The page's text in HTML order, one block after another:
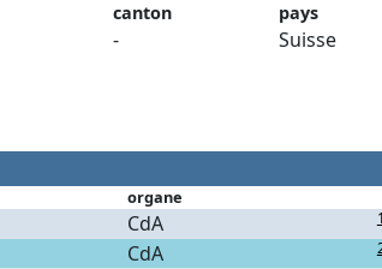
canton pays
- Suisse
organe
CdA
CdA